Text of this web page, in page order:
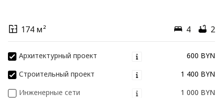
174 м² 4 2
Архитектурный проект
600 BYN
Строительный проект
1 400 BYN
Инженерные сети
1 000 BYN